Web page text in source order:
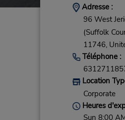
Adresse :
96 West
(Suffolk
11746,
Téléphone :
Location
Corporate
Heures
Sun 8:00